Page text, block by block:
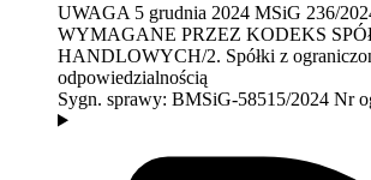
UWAGA 5 grudnia 2024 MSiG 236/
WYMAGANE PRZEZ KODEKS
HANDLOWYCH/2. Spółki z
odpowiedzialnością
Sygn. sprawy: BMSiG-58515/2024 Nr